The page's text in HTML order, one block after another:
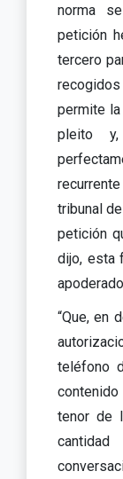
norma
petición
tercero
permite
pleito
tribunal
petición
dijo, esta
“Que, en
teléfono
tenor de